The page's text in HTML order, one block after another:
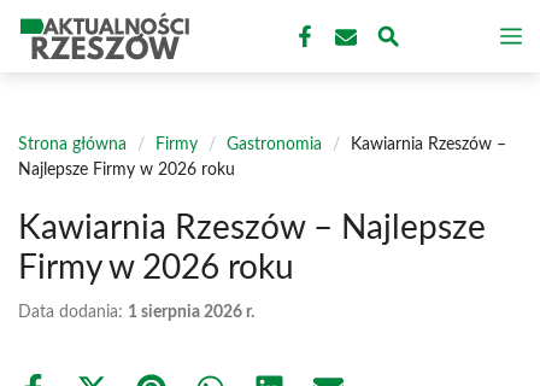
treści
Strona główna / Firmy / Gastronomia /
Kawiarnia Rzeszów –
Najlepsze Firmy w 2026 roku
Kawiarnia Rzeszów – Najlepsze
Firmy w 2026 roku
Data dodania: 1 sierpnia 2026 r.